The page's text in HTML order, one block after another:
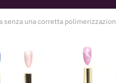
senza una corretta